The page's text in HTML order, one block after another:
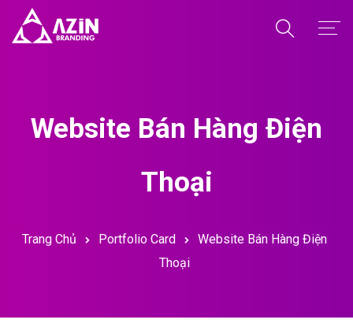
Website Bán Hàng Điện
Thoại
Trang Chủ Portfolio Card
Website Bán Hàng Điện
Thoại